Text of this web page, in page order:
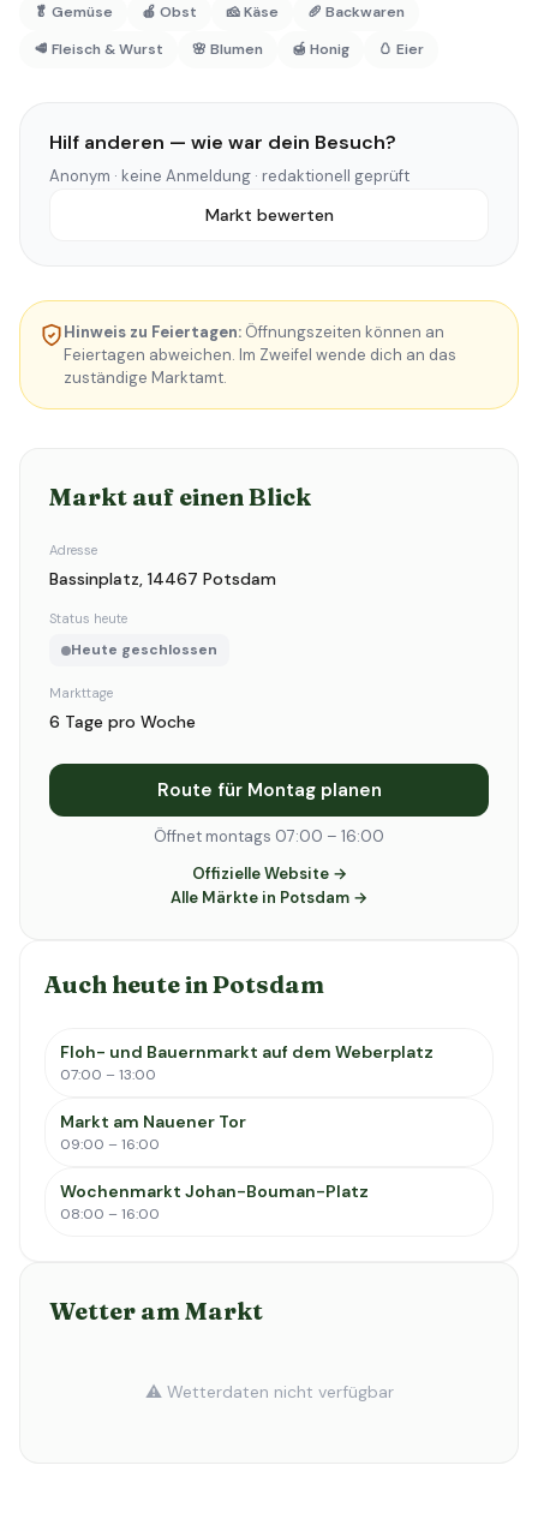
🥬 Gemüse 🍎 Obst 🧀 Käse
🥖 Backwaren
🥩 Fleisch & Wurst
🌸 Blumen 🍯 Honig 🥚 Eier
Hilf anderen — wie war dein Besuch?
Anonym · keine Anmeldung · redaktionell geprüft
Markt bewerten
Hinweis zu Feiertagen: Öffnungszeiten können an
Feiertagen abweichen. Im Zweifel wende dich an das
zuständige Marktamt.
Markt auf einen Blick
Adresse
Bassinplatz, 14467 Potsdam
Status heute
Heute geschlossen
Markttage
6 Tage pro Woche
Route für Montag planen
Öffnet montags 07:00 – 16:00
Offizielle Website →
Alle Märkte in Potsdam →
Auch heute in Potsdam
Floh- und Bauernmarkt auf dem Weberplatz
07:00 – 13:00
Markt am Nauener Tor
09:00 – 16:00
Wochenmarkt Johan-Bouman-Platz
08:00 – 16:00
Wetter am Markt
⚠️ Wetterdaten nicht verfügbar